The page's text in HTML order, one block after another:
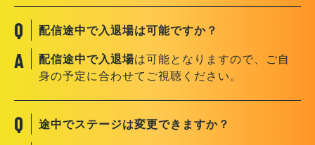
配信途中で入退場は可能ですか？
配信途中で入退場は可能となりますので、ご自
身の予定に合わせてご視聴ください。
途中でステージは変更できますか？